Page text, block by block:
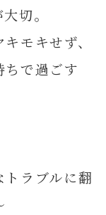
切。
モキせず、
ちで過ごす
ラブルに翻